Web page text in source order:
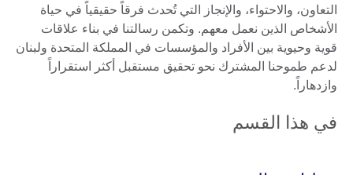
التعاون، والاحتواء، والإنجاز التي تُحدث فرقاً حقيقياً في حياة
الأشخاص الذين نعمل معهم. وتكمن رسالتنا في بناء علاقات
قوية وحيوية بين الأفراد والمؤسسات في المملكة المتحدة ولبنان
لدعم طموحنا المشترك نحو تحقيق مستقبل أكثر استقراراً
وازدهاراً.
في هذا القسم